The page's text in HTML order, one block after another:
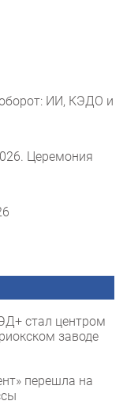
ИИ, КЭДО и
Церемония
стал центром
заводе
перешла на